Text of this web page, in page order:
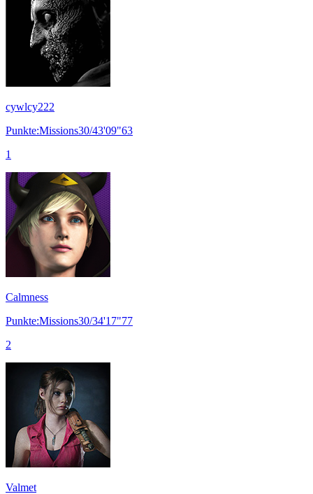
cywlcy222
Punkte:Missions30/43'09"63
1
Calmness
Punkte:Missions30/34'17"77
2
Valmet